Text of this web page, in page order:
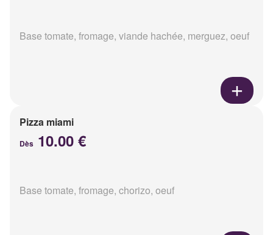
Base tomate, fromage, viande hachée, merguez, oeuf
Pizza miami
Dès 10.00 €
Base tomate, fromage, chorizo, oeuf